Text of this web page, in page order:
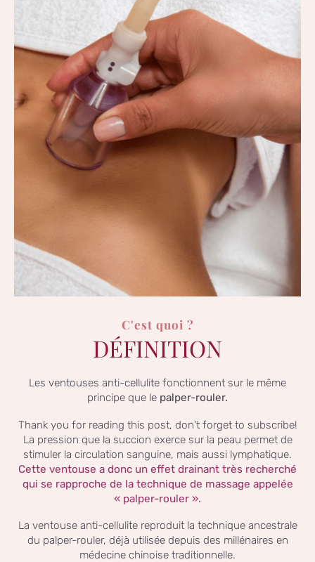
C'est quoi ?
DÉFINITION
Les ventouses anti-cellulite fonctionnent sur le même
principe que le palper-rouler.
Thank you for reading this post, don't forget to subscribe!
La pression que la succion exerce sur la peau permet de
stimuler la circulation sanguine, mais aussi lymphatique.
Cette ventouse a donc un effet drainant très recherché
qui se rapproche de la technique de massage appelée
« palper-rouler ».
La ventouse anti-cellulite reproduit la technique ancestrale
du palper-rouler, déjà utilisée depuis des millénaires en
médecine chinoise traditionnelle.